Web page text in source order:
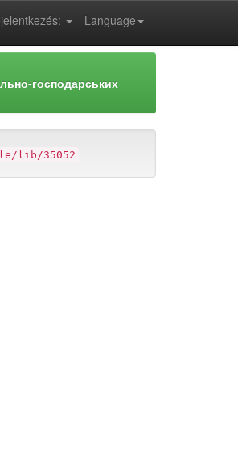
Language
господарських
lib/35052